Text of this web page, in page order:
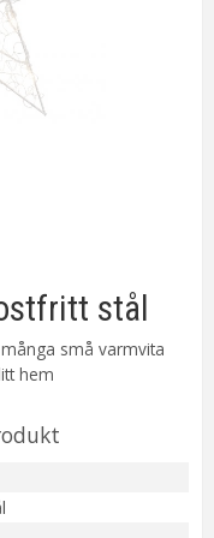
stål
små varmvita
hem